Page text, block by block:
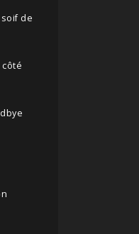
soif de
côté